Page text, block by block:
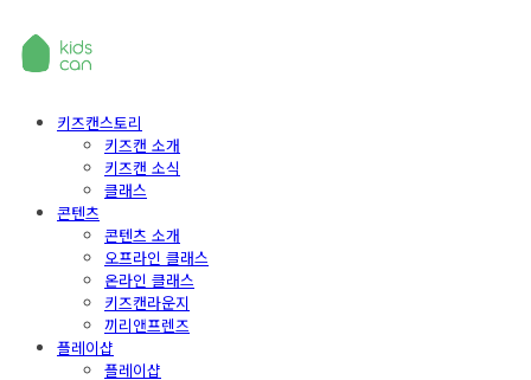
키즈캔스토리
키즈캔 소개
키즈캔 소식
클래스
콘텐츠
콘텐츠 소개
오프라인 클래스
온라인 클래스
키즈캔라운지
끼리앤프렌즈
플레이샵
플레이샵